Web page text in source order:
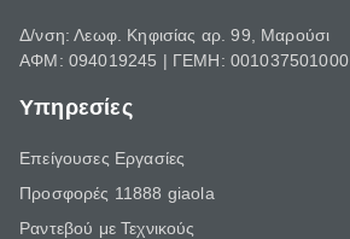
Δ/νση: Λεωφ. Κηφισίας αρ. 99, Μαρούσι
ΑΦΜ: 094019245 | ΓΕΜΗ: 001037501000
Υπηρεσίες
Επείγουσες Εργασίες
Προσφορές 11888 giaola
Ραντεβού με Τεχνικούς